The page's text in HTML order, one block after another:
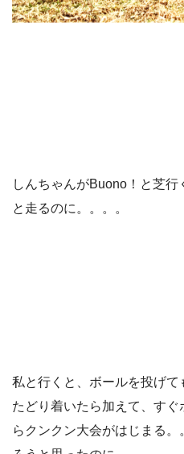
しんちゃんがBuono！と芝
と走るのに。。。。
私と行くと、ボールを投げ
たどり着いたら加えて、す
らクンクン大会がはじまる